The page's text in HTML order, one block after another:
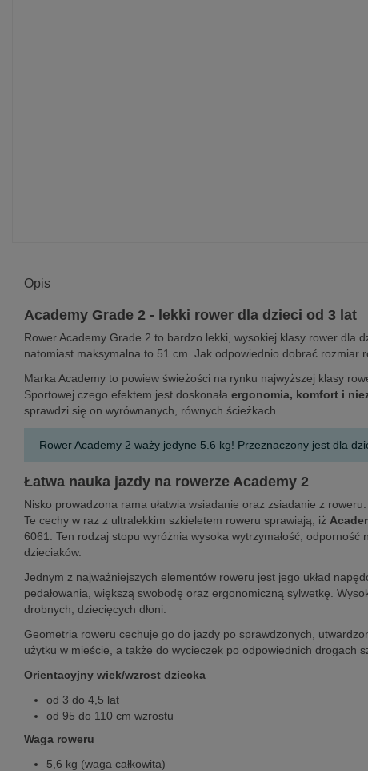
Opis
Academy Grade 2 - lekki rower dla dzieci od 3 lat
Rower Academy Grade 2 to bardzo lekki, wysokiej klasy rower dla
natomiast maksymalna to 51 cm. Jak odpowiednio dobrać rozmiar
Marka Academy to powiew świeżości na rynku najwyższej klasy
Sportowej czego efektem jest doskonała ergonomia, komfort i
sprawdzi się on wyrównanych, równych ścieżkach.
Rower Academy 2 waży jedyne 5.6 kg! Przeznaczony jest dla
Łatwa nauka jazdy na rowerze Academy 2
Nisko prowadzona rama ułatwia wsiadanie oraz zsiadanie z
Te cechy w raz z ultralekkim szkieletem roweru sprawiają, iż
6061. Ten rodzaj stopu wyróżnia wysoka wytrzymałość,
dzieciaków.
Jednym z najważniejszych elementów roweru jest jego układ
pedałowania, większą swobodę oraz ergonomiczną sylwetkę.
drobnych, dziecięcych dłoni.
Geometria roweru cechuje go do jazdy po sprawdzonych,
użytku w mieście, a także do wycieczek po odpowiednich drogach
Orientacyjny wiek/wzrost dziecka
od 3 do 4,5 lat
od 95 do 110 cm wzrostu
Waga roweru
5,6 kg (waga całkowita)